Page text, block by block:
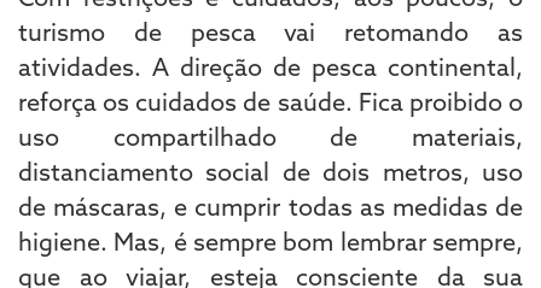
turismo de pesca vai retomando as
atividades. A direção de pesca continental,
reforça os cuidados de saúde. Fica proibido o
uso compartilhado de materiais,
distanciamento social de dois metros, uso
de máscaras, e cumprir todas as medidas de
higiene. Mas, é sempre bom lembrar sempre,
que ao viajar, esteja consciente da sua